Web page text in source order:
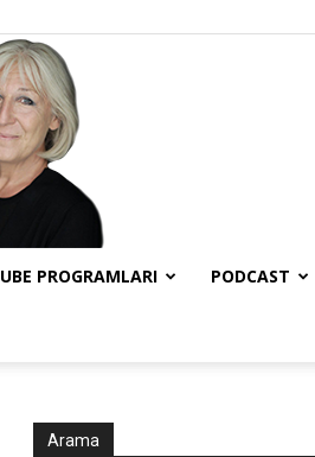
PROGRAMLARI PODCAST
Arama